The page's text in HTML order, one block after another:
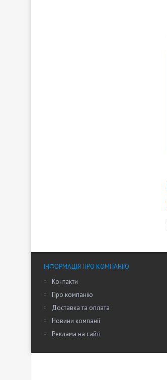
ІНФОРМАЦІЯ ПРО КОМПАНІЮ
Контакти
Про компанію
Доставка та оплата
Новини компанії
Реклама на сайті